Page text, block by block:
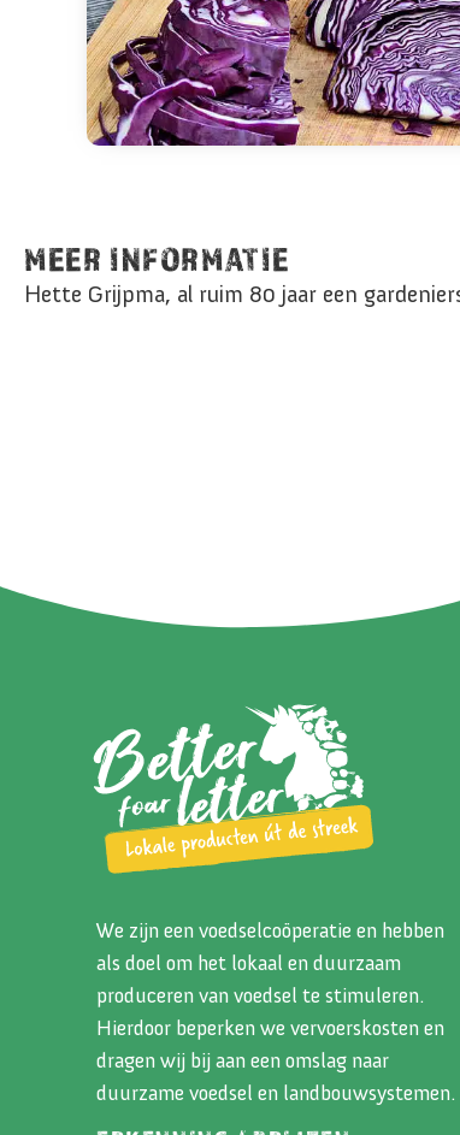
MEER INFORMATIE
Hette Grijpma, al ruim 80 jaar een
We zijn een voedselcoöperatie en hebben
als doel om het lokaal en duurzaam
produceren van voedsel te stimuleren.
Hierdoor beperken we vervoerskosten en
dragen wij bij aan een omslag naar
duurzame voedsel en landbouwsystemen.